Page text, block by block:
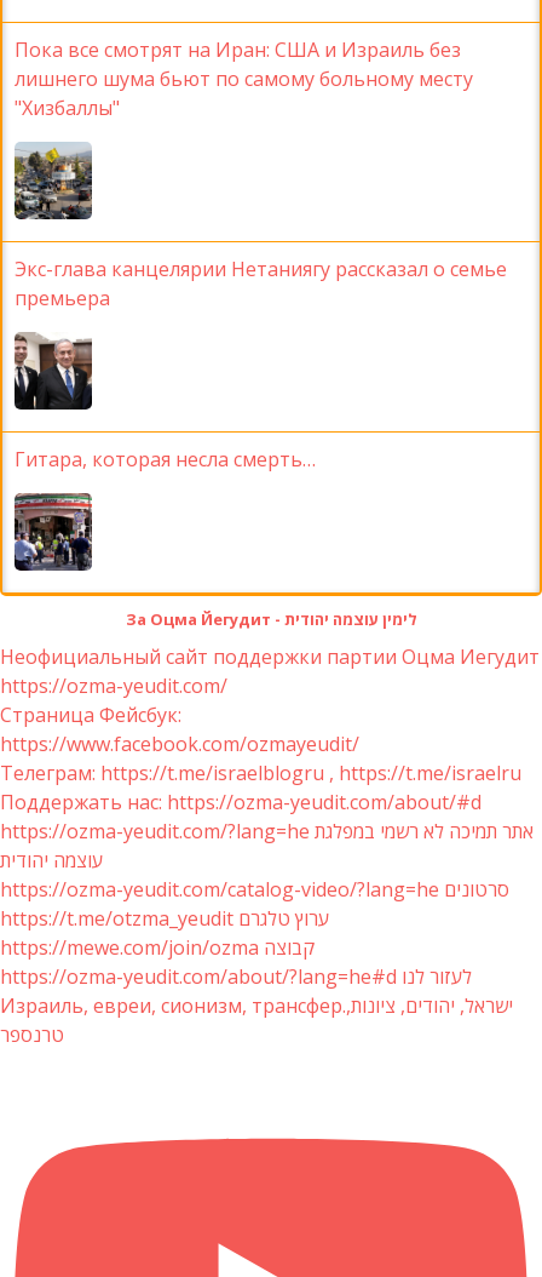
Пока все смотрят на Иран: США и Израиль без
лишнего шума бьют по самому больному месту
"Хизбаллы"
Экс-глава канцелярии Нетаниягу рассказал о семье
премьера
Гитара, которая несла смерть…
За Оцма Йегудит - לימין עוצמה יהודית
Неофициальный сайт поддержки партии Оцма Иегудит
https://ozma-yeudit.com/
Страница Фейсбук:
https://www.facebook.com/ozmayeudit/
Телеграм: https://t.me/israelblogru , https://t.me/israelru
Поддержать нас: https://ozma-yeudit.com/about/#d
https://ozma-yeudit.com/?lang=he אתר תמיכה לא רשמי במפלגת
עוצמה יהודית
https://ozma-yeudit.com/catalog-video/?lang=he סרטונים
https://t.me/otzma_yeudit ערוץ טלגרם
https://mewe.com/join/ozma קבוצה
https://ozma-yeudit.com/about/?lang=he#d לעזור לנו
Израиль, евреи, сионизм, трансфер.ישראל, יהודים, ציונות,
טרנספר